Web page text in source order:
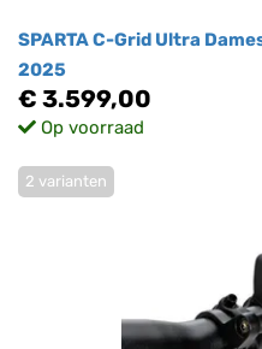
SPARTA C-Grid Ultra
2025
€ 3.599,00
Op voorraad
2 varianten